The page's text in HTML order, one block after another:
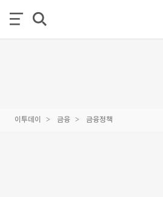
이투데이 금융 금융정책